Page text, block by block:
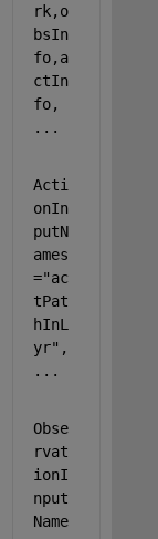
rk,o
bsIn
fo,a
ctIn
...
Acti
onIn
putN
ames
="ac
tPat
hInL
yr"
...
Obse
rvat
ionI
nput
Name